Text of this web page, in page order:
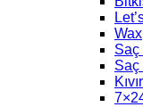
Wax
Saç
Saç